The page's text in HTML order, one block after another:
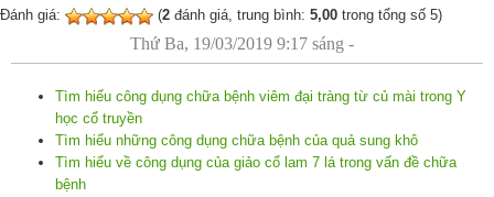
Đánh giá: (2 đánh giá, trung bình: 5,00 trong tổng số 5)
Thứ Ba, 19/03/2019 9:17 sáng -
Tìm hiểu công dụng chữa bệnh viêm đại tràng từ củ mài trong Y
học cổ truyền
Tìm hiểu những công dụng chữa bệnh của quả sung khô
Tìm hiểu về công dụng của giảo cổ lam 7 lá trong vấn đề chữa
bệnh